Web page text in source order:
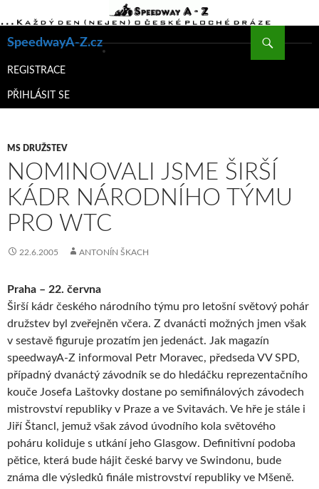
SpeedwayA-Z.cz
K
WEBU
REGISTRACE
PŘIHLÁSIT SE
MS DRUŽSTEV
NOMINOVALI JSME ŠIRŠÍ
KÁDR NÁRODNÍHO TÝMU
PRO WTC
22.6.2005 ANTONÍN ŠKACH
Praha – 22. června
Širší kádr českého národního týmu pro letošní světový pohár
družstev byl zveřejněn včera. Z dvanácti možných jmen však
v sestavě figuruje prozatím jen jedenáct. Jak magazín
speedwayA-Z informoval Petr Moravec, předseda VV SPD,
případný dvanáctý závodník se do hledáčku reprezentačního
kouče Josefa Laštovky dostane po semifinálových závodech
mistrovství republiky v Praze a ve Svitavách. Ve hře je stále i
Jiří Štancl, jemuž však závod úvodního kola světového
poháru koliduje s utkání jeho Glasgow. Definitivní podoba
pětice, která bude hájit české barvy ve Swindonu, bude
známa dle výsledků finále mistrovství republiky ve Mšeně.